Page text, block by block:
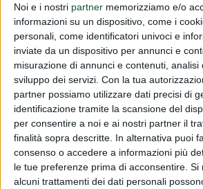
Noi e i nostri partner memorizziamo e/o
informazioni su un dispositivo, come i
personali, come identificatori univoci e
inviate da un dispositivo per annunci e
misurazione di annunci e contenuti, analisi
sviluppo dei servizi. Con la tua
partner possiamo utilizzare dati precisi di
identificazione tramite la scansione del
per consentire a noi e ai nostri partner il
finalità sopra descritte. In alternativa puoi
consenso o accedere a informazioni più
le tue preferenze prima di acconsentire. Si
alcuni trattamenti dei dati personali
DialfarmSrl, fondata dal Dott. Renato
offre servizi di consulenza completi
regolatoria per prodotti dietetici,
cosmetici e dispositivi medici.
CONTATTI
via Goito 20, Aprilia (LT)